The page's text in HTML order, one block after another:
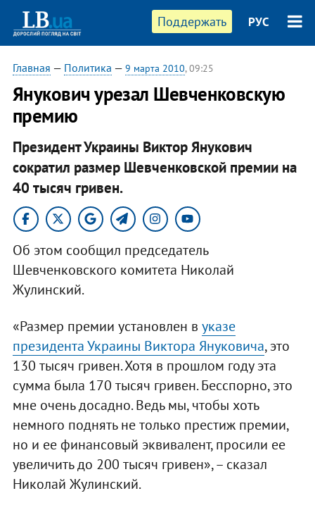
Поддержать РУС
Главная — Политика — 9 марта 2010, 09:25
Янукович урезал Шевченковскую
премию
Президент Украины Виктор Янукович
сократил размер Шевченковской премии на
40 тысяч гривен.
Об этом сообщил председатель
Шевченковского комитета Николай
Жулинский.
«Размер премии установлен в указе
президента Украины Виктора Януковича, это
130 тысяч гривен. Хотя в прошлом году эта
сумма была 170 тысяч гривен. Бесспорно, это
мне очень досадно. Ведь мы, чтобы хоть
немного поднять не только престиж премии,
но и ее финансовый эквивалент, просили ее
увеличить до 200 тысяч гривен», – сказал
Николай Жулинский.